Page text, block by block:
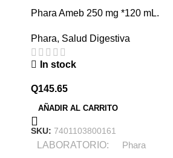
Phara Ameb 250 mg *120 mL.
Phara, Salud Digestiva
In stock
Q145.65
AÑADIR AL CARRITO
SKU:7401103800161
LABORATORIO Phara